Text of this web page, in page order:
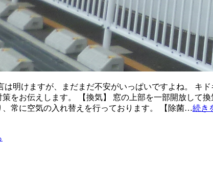
明けますが、まだまだ不安がいっぱいですよね。 キ
をお伝えします。 【換気】 窓の上部を一部開放し
常に空気の入れ替えを行っております。 【除菌…続き